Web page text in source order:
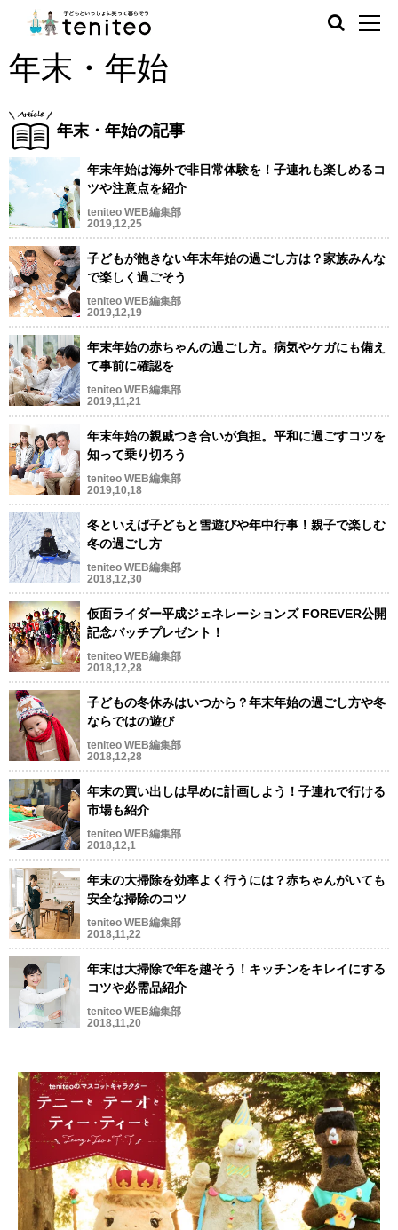
年末・年始
年末・年始の記事
年末年始は海外で非日常体験を！子連れも楽しめるコ
ツや注意点を紹介
teniteo WEB編集部
2019,12,25
子どもが飽きない年末年始の過ごし方は？家族みんな
で楽しく過ごそう
teniteo WEB編集部
2019,12,19
年末年始の赤ちゃんの過ごし方。病気やケガにも備え
て事前に確認を
teniteo WEB編集部
2019,11,21
年末年始の親戚つき合いが負担。平和に過ごすコツを
知って乗り切ろう
teniteo WEB編集部
2019,10,18
冬といえば子どもと雪遊びや年中行事！親子で楽しむ
冬の過ごし方
teniteo WEB編集部
2018,12,30
仮面ライダー平成ジェネレーションズ FOREVER公開
記念バッチプレゼント！
teniteo WEB編集部
2018,12,28
子どもの冬休みはいつから？年末年始の過ごし方や冬
ならではの遊び
teniteo WEB編集部
2018,12,28
年末の買い出しは早めに計画しよう！子連れで行ける
市場も紹介
teniteo WEB編集部
2018,12,1
年末の大掃除を効率よく行うには？赤ちゃんがいても
安全な掃除のコツ
teniteo WEB編集部
2018,11,22
年末は大掃除で年を越そう！キッチンをキレイにする
コツや必需品紹介
teniteo WEB編集部
2018,11,20